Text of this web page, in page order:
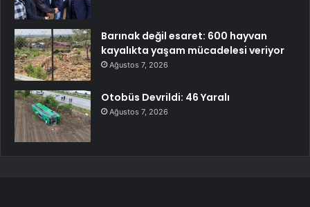
Barınak değil esaret: 600 hayvan
kayalıkta yaşam mücadelesi veriyor
Ağustos 7, 2026
Otobüs Devrildi: 46 Yaralı
Ağustos 7, 2026